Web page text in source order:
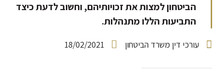
הביטחון למצות את זכויותיהם, וחשוב לדעת כיצד
התביעות הללו מתנהלות.
עורכי דין משרד הביטחון 18/02/2021